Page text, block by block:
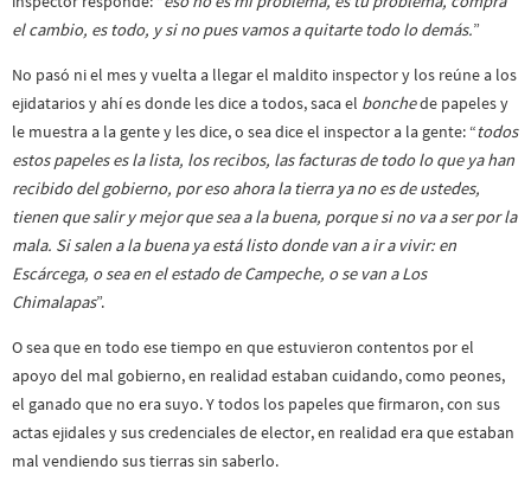
el cambio, es todo, y si no pues vamos a quitarte todo lo demás.”
No pasó ni el mes y vuelta a llegar el maldito inspector y los reúne a los
ejidatarios y ahí es donde les dice a todos, saca el bonchede papeles y
le muestra a la gente y les dice, o sea dice el inspector a la gente: “todos
estos papeles es la lista, los recibos, las facturas de todo lo que ya han
recibido del gobierno, por eso ahora la tierra ya no es de ustedes,
tienen que salir y mejor que sea a la buena, porque si no va a ser por la
mala. Si salen a la buena ya está listo donde van a ir a vivir: en
Escárcega, o sea en el estado de Campeche, o se van a Los
Chimalapas”.
O sea que en todo ese tiempo en que estuvieron contentos por el
apoyo del mal gobierno, en realidad estaban cuidando, como peones,
el ganado que no era suyo. Y todos los papeles que firmaron, con sus
actas ejidales y sus credenciales de elector, en realidad era que estaban
mal vendiendo sus tierras sin saberlo.